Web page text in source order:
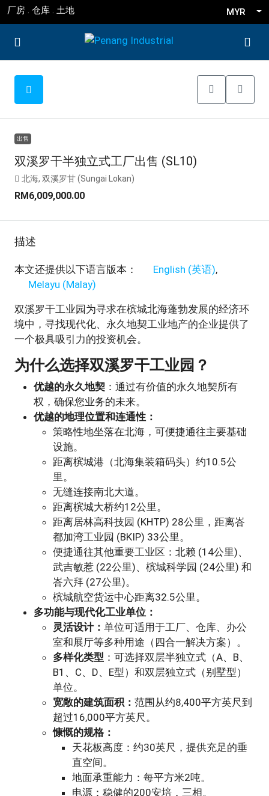
厂房 . 仓库 . 土地 MYR
出售
双溪罗干半独立式工厂出售 (SL10)
北海, 双溪罗甘 (Sungai Lokan)
RM6,009,000.00
描述
本文还提供以下语言版本： English (英语)
Melayu (Malay)
双溪罗干工业园为寻求在槟城北海蓬勃发展的经济环
境中，寻找现代化、永久地契工业地产的企业提供了
一个极具吸引力的投资机会。
为什么选择双溪罗干工业园？
优越的永久地契 ：通过有价值的永久地契所有
权，确保您业务的未来。
优越的地理位置和连通性：
策略性地坐落在北海，可便捷通往主要基础
设施。
距离槟城港（北海集装箱码头）约10.5公
里。
无缝连接南北大道。
距离槟城大桥约12公里。
距离居林高科技园 (KHTP) 28公里，距离峇
都加湾工业园 (BKIP) 33公里。
便捷通往其他重要工业区：北赖 (14公里)、
武吉敏惹 (22公里)、槟城科学园 (24公里) 和
峇六拜 (27公里)。
槟城航空货运中心距离32.5公里。
多功能与现代化工业单位：
灵活设计： 单位可适用于工厂、仓库、办公
室和展厅等多种用途（四合一解决方案）。
多样化类型 ：可选择双层半独立式（A、B、
B1、C、D、E型）和双层独立式（别墅型）
单位。
宽敞的建筑面积： 范围从约8,400平方英尺到
超过16,000平方英尺。
慷慨的规格：
天花板高度：约30英尺，提供充足的垂
直空间。
地面承重能力：每平方米2吨。
电源：稳健的200安培，三相。